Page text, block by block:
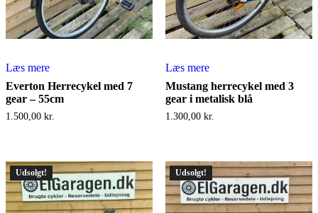
Læs mere
Everton Herrecykel med 7
gear – 55cm
1.500,00 kr.
Læs mere
Mustang herrecykel med 3
gear i metalisk blå
1.300,00 kr.
Udsolgt! Udsolgt!